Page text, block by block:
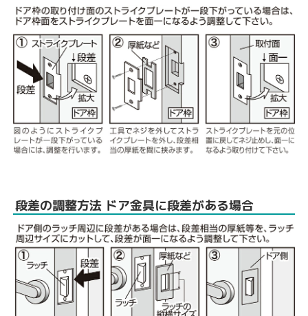
段差の調整方法 ドア金具に段差がある場合